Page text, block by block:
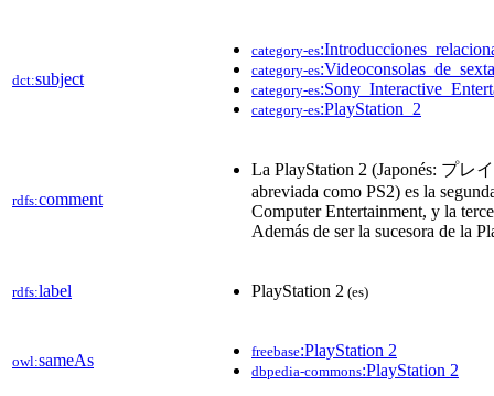
dct:subject
category-es
category-es
category-es
category-es:PlayStation_2
rdfs:comment
La PlayStation 2 (Japonés: プレ
abreviada como PS2) es la
Computer Entertainment, y la
Además de ser la sucesora de la
rdfs:label PlayStation 2 (es)
owl:sameAs freebase:PlayStation 2
dbpedia-commons:PlayStation 2